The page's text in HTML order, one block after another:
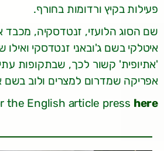
פעילות בקיץ ורדומות בחורף.
שם הסוג הלועזי, זנטדסקיה, מכבד
איטלקי בשם ג'ובאני זנטדסקי
'אתיופית' קשור לכך, שבתקופות
אפריקה שמדרום למצרים ולוב בשם
the English article press here